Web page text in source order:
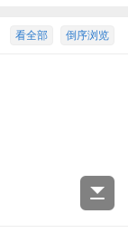
倒序浏览
看全部